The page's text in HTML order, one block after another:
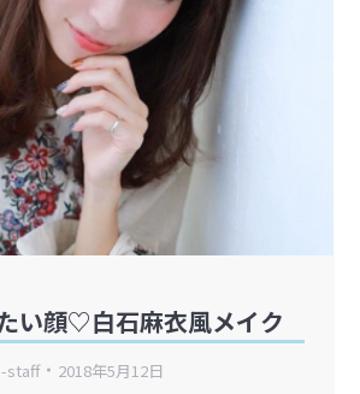
い顔♡白石麻衣風メイク
staff 2018年5月12日